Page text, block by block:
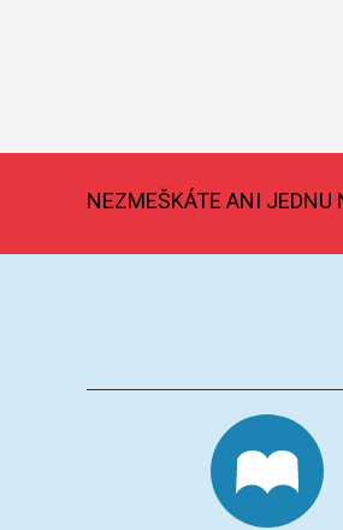
NEZMEŠKÁTE ANI JEDNU